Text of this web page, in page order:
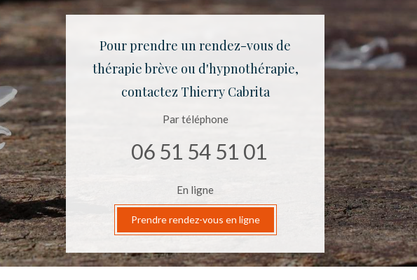
Pour prendre un rendez-vous de
thérapie brève ou d'hypnothérapie,
contactez Thierry Cabrita
Par téléphone
06 51 54 51 01
En ligne
Prendre rendez-vous en ligne